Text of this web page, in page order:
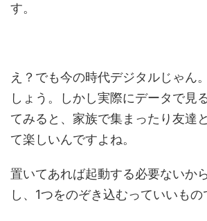
す。
え？でも今の時代デジタルじゃん
しょう。しかし実際にデータで見
てみると、家族で集まったり友達
て楽しいんですよね。
置いてあれば起動する必要ないか
し、1つをのぞき込むっていいもの